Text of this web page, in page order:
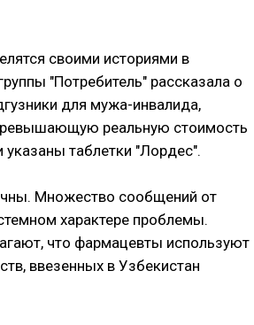
своими историями в
"Потребитель" рассказала о
для мужа-инвалида,
реальную стоимость
указаны таблетки "Лордес".
Множество сообщений от
характере проблемы.
что фармацевты используют
ввезенных в Узбекистан